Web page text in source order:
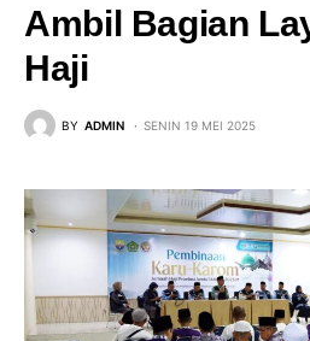
Ambil Bagian
Haji
BY ADMIN SENIN 19 MEI 2025